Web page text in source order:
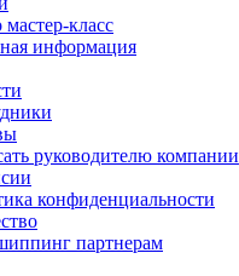
класс
информация
руководителю компании
конфиденциальности
партнерам